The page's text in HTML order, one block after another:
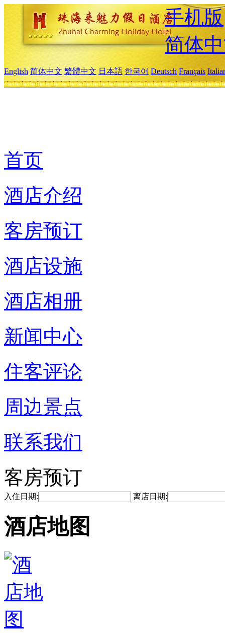
手机版
简体
English 简体中文 繁體中文 日本語 한국어 Deutsch Français
首页
酒店介绍
客房预订
酒店设施
酒店相册
新闻中心
住客评论
周边景点
联系我们
客房预订
入住日期: 离店日期:
酒店地图